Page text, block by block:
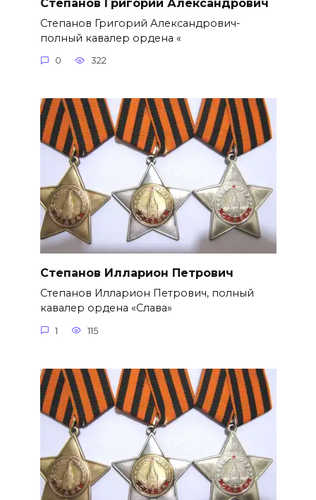
Степанов Григорий Александро­вич-
полный кавалер ордена «
0 322
Степанов Илларион Петрович
Степанов Илларион Петрович, полный
кавалер ордена «Слава»
1 115